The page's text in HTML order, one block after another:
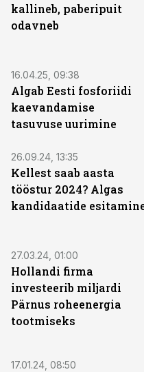
kallineb, paberipuit
odavneb
16.04.25, 09:38
Algab Eesti fosforiidi
kaevandamise
tasuvuse uurimine
26.09.24, 13:35
Kellest saab aasta
tööstur 2024? Algas
kandidaatide
27.03.24, 01:00
Hollandi firma
investeerib miljardi
Pärnus roheenergia
tootmiseks
17.01.24, 08:50